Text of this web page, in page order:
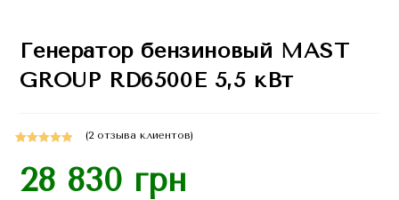
Генератор бензиновый MAST
GROUP RD6500E 5,5 кВт
5.00из 5 на
основе
(2 отзыва клиентов)
28 830 грн